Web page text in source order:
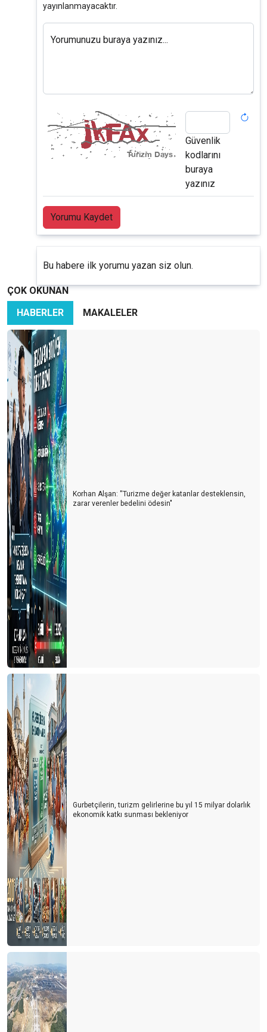
yayınlanmayacaktır.
Yorumunuzu buraya yazınız...
Güvenlik
kodlarını
buraya
yazınız
Yorumu Kaydet
Bu habere ilk yorumu yazan siz olun.
ÇOK OKUNAN
HABERLER
MAKALELER
Korhan Alşan: ''Turizme değer katanlar desteklensin,
zarar verenler bedelini ödesin"
Gurbetçilerin, turizm gelirlerine bu yıl 15 milyar dolarlık
ekonomik katkı sunması bekleniyor